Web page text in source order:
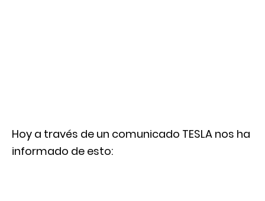
Hoy a través de un comunicado TESLA nos ha
informado de esto: